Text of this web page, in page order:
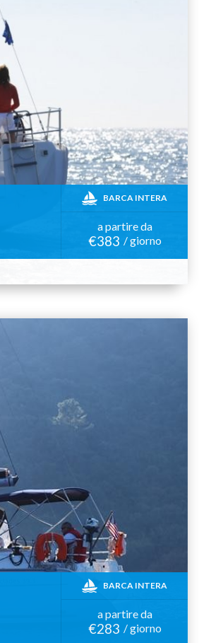
BARCA INTERA
a partire da
€383 / giorno
BARCA INTERA
a partire da
€283 / giorno